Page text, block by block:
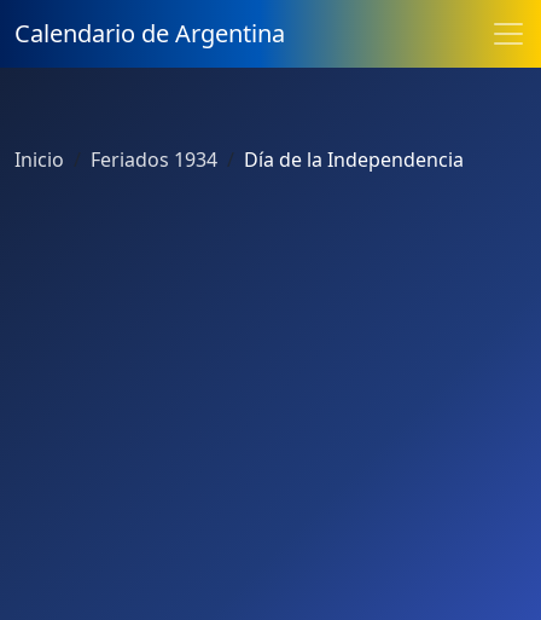
Calendario de Argentina
Inicio Feriados 1934 Día de la Independencia